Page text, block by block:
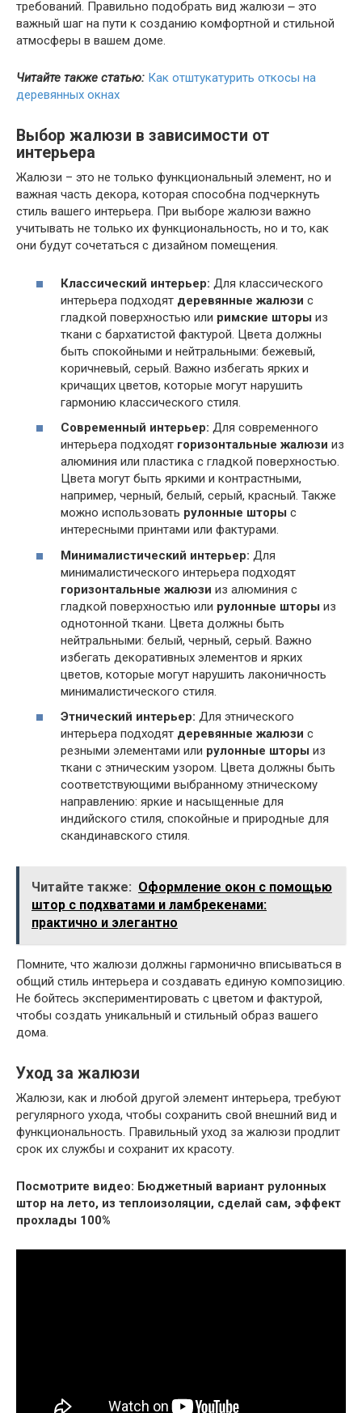
требований. Правильно подобрать вид жалюзи ౼ это
важный шаг на пути к созданию комфортной и стильной
атмосферы в вашем доме.
Читайте также статью: Как отштукатурить откосы на
деревянных окнах
Выбор жалюзи в зависимости от
интерьера
Жалюзи – это не только функциональный элемент, но и
важная часть декора, которая способна подчеркнуть
стиль вашего интерьера. При выборе жалюзи важно
учитывать не только их функциональность, но и то, как
они будут сочетаться с дизайном помещения.
Классический интерьер: Для классического
интерьера подходят деревянные жалюзи с
гладкой поверхностью или римские шторы из
ткани с бархатистой фактурой. Цвета должны
быть спокойными и нейтральными: бежевый,
коричневый, серый. Важно избегать ярких и
кричащих цветов, которые могут нарушить
гармонию классического стиля.
Современный интерьер: Для современного
интерьера подходят горизонтальные жалюзи из
алюминия или пластика с гладкой поверхностью.
Цвета могут быть яркими и контрастными,
например, черный, белый, серый, красный. Также
можно использовать рулонные шторы с
интересными принтами или фактурами.
Минималистический интерьер: Для
минималистического интерьера подходят
горизонтальные жалюзи из алюминия с
гладкой поверхностью или рулонные шторы из
однотонной ткани. Цвета должны быть
нейтральными: белый, черный, серый. Важно
избегать декоративных элементов и ярких
цветов, которые могут нарушить лаконичность
минималистического стиля.
Этнический интерьер: Для этнического
интерьера подходят деревянные жалюзи с
резными элементами или рулонные шторы из
ткани с этническим узором. Цвета должны быть
соответствующими выбранному этническому
направлению: яркие и насыщенные для
индийского стиля, спокойные и природные для
скандинавского стиля.
Читайте также: Оформление окон с помощью
штор с подхватами и ламбрекенами:
практично и элегантно
Помните, что жалюзи должны гармонично вписываться в
общий стиль интерьера и создавать единую композицию.
Не бойтесь экспериментировать с цветом и фактурой,
чтобы создать уникальный и стильный образ вашего
дома.
Уход за жалюзи
Жалюзи, как и любой другой элемент интерьера, требуют
регулярного ухода, чтобы сохранить свой внешний вид и
функциональность. Правильный уход за жалюзи продлит
срок их службы и сохранит их красоту.
Посмотрите видео: Бюджетный вариант рулонных
штор на лето, из теплоизоляции, сделай сам, эффект
прохлады 100%